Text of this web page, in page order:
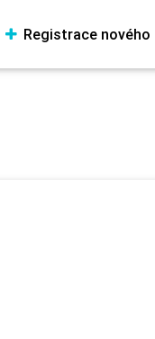
Registrace nového